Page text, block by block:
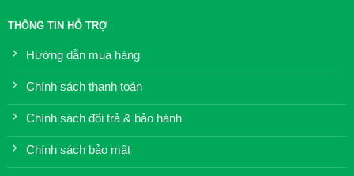
THÔNG TIN HỖ TRỢ
Hướng dẫn mua hàng
Chính sách thanh toán
Chính sách đổi trả & bảo hành
Chính sách bảo mật